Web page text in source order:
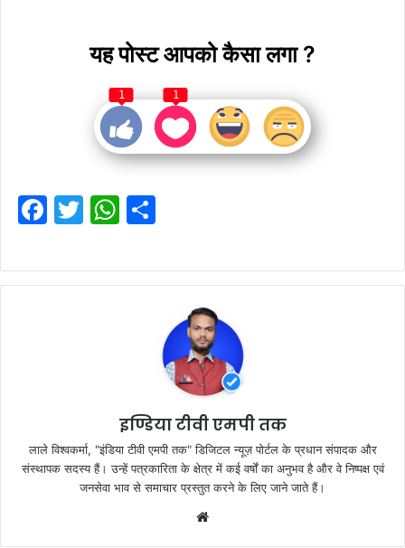
यह पोस्ट आपको कैसा लगा ?
1 1
F
c
e
T
itt
er
W
at
s
ar
e
इण्डिया टीवी एमपी तक
लाले विश्वकर्मा, "इंडिया टीवी एमपी तक" डिजिटल न्यूज़ पोर्टल के प्रधान संपादक और
संस्थापक सदस्य हैं। उन्हें पत्रकारिता के क्षेत्र में कई वर्षों का अनुभव है और वे निष्पक्ष एवं
जनसेवा भाव से समाचार प्रस्तुत करने के लिए जाने जाते हैं।